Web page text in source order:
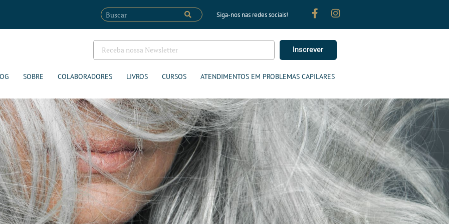
Siga-nos nas redes sociais!
Inscrever
SOBRE COLABORADORES LIVROS CURSOS ATENDIMENTOS EM PROBLEMAS CAPILARES